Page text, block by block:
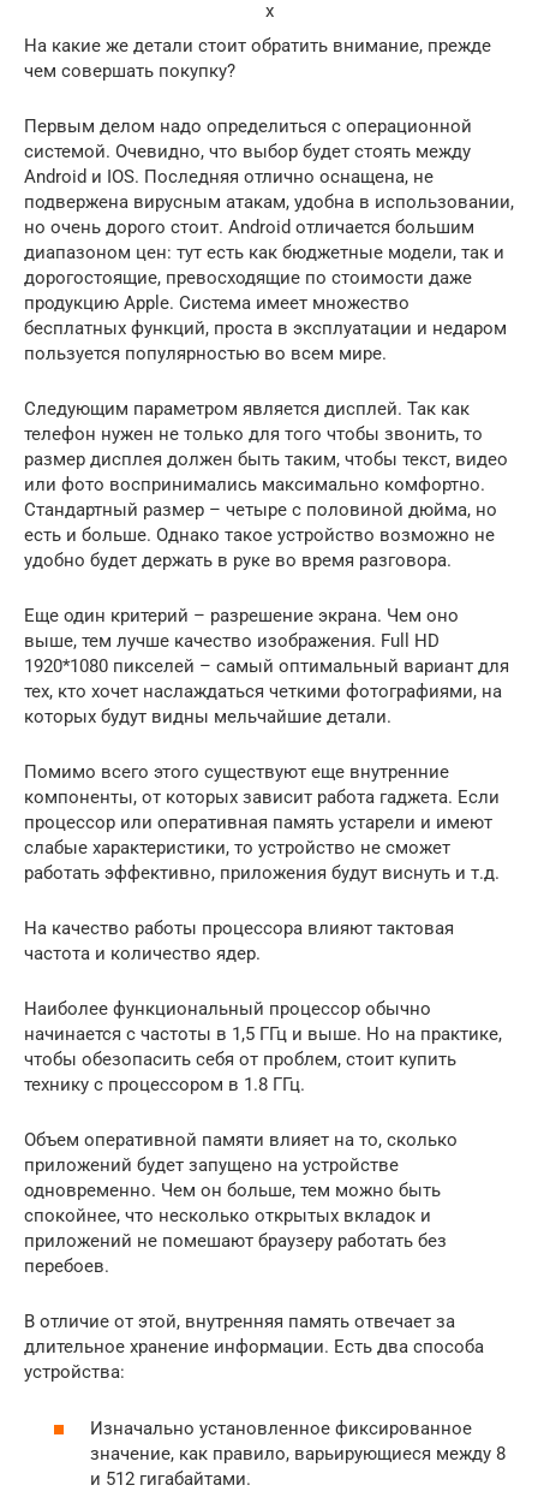
x
На какие же детали стоит обратить внимание, прежде
чем совершать покупку?
Первым делом надо определиться с операционной
системой. Очевидно, что выбор будет стоять между
Android и IOS. Последняя отлично оснащена, не
подвержена вирусным атакам, удобна в использовании,
но очень дорого стоит. Android отличается большим
диапазоном цен: тут есть как бюджетные модели, так и
дорогостоящие, превосходящие по стоимости даже
продукцию Apple. Система имеет множество
бесплатных функций, проста в эксплуатации и недаром
пользуется популярностью во всем мире.
Следующим параметром является дисплей. Так как
телефон нужен не только для того чтобы звонить, то
размер дисплея должен быть таким, чтобы текст, видео
или фото воспринимались максимально комфортно.
Стандартный размер – четыре с половиной дюйма, но
есть и больше. Однако такое устройство возможно не
удобно будет держать в руке во время разговора.
Еще один критерий – разрешение экрана. Чем оно
выше, тем лучше качество изображения. Full HD
1920*1080 пикселей – самый оптимальный вариант для
тех, кто хочет наслаждаться четкими фотографиями, на
которых будут видны мельчайшие детали.
Помимо всего этого существуют еще внутренние
компоненты, от которых зависит работа гаджета. Если
процессор или оперативная память устарели и имеют
слабые характеристики, то устройство не сможет
работать эффективно, приложения будут виснуть и т.д.
На качество работы процессора влияют тактовая
частота и количество ядер.
Наиболее функциональный процессор обычно
начинается с частоты в 1,5 ГГц и выше. Но на практике,
чтобы обезопасить себя от проблем, стоит купить
технику с процессором в 1.8 ГГц.
Объем оперативной памяти влияет на то, сколько
приложений будет запущено на устройстве
одновременно. Чем он больше, тем можно быть
спокойнее, что несколько открытых вкладок и
приложений не помешают браузеру работать без
перебоев.
В отличие от этой, внутренняя память отвечает за
длительное хранение информации. Есть два способа
устройства:
Изначально установленное фиксированное
значение, как правило, варьирующиеся между 8
и 512 гигабайтами.